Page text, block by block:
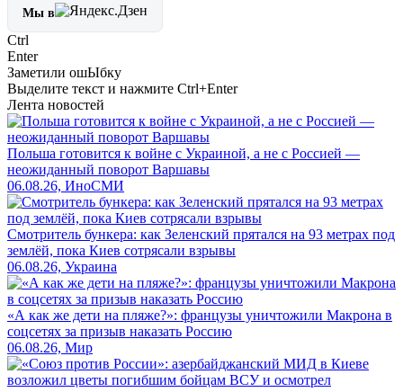
Мы в
Ctrl
Enter
Заметили ошЫбку
Выделите текст и нажмите Ctrl+Enter
Лента новостей
Польша готовится к войне с Украиной, а не с Россией —
неожиданный поворот Варшавы
06.08.26, ИноСМИ
Смотритель бункера: как Зеленский прятался на 93 метрах под
землёй, пока Киев сотрясали взрывы
06.08.26, Украина
«А как же дети на пляже?»: французы уничтожили Макрона в
соцсетях за призыв наказать Россию
06.08.26, Мир